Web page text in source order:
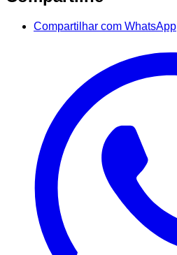
Compartilhar com WhatsApp